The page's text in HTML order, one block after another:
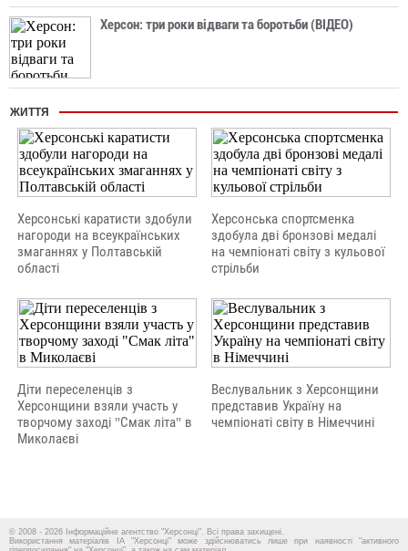
Херсон: три роки відваги та боротьби (ВІДЕО)
ЖИТТЯ
Херсонські каратисти здобули
нагороди на всеукраїнських
змаганнях у Полтавській
області
Херсонська спортсменка
здобула дві бронзові медалі
на чемпіонаті світу з кульової
стрільби
Діти переселенців з
Херсонщини взяли участь у
творчому заході "Смак літа" в
Миколаєві
Веслувальник з Херсонщини
представив Україну на
чемпіонаті світу в Німеччині
© 2008 - 2026 Інформаційне агентство "Херсонці". Всі права захищені.
Використання матеріалів ІА "Херсонці" може здійснюватись лише при наявності "активного